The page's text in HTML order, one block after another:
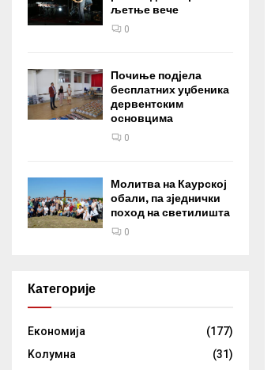
љетње вече
0
Почиње подјела
бесплатних уџбеника
дервентским
основцима
0
Молитва на Каурској
обали, па зједнички
поход на светилишта
0
Категорије
Eкономија
(177)
Kолумнa
(31)